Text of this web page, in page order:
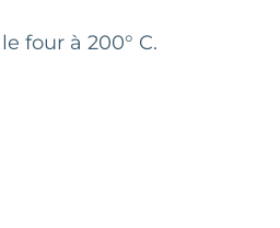
four à 200° C.